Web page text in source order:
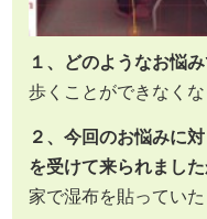
１、どのようなお悩
歩くことができなくな
２、今回のお悩みに
を受けて来られました
家で湿布を貼っていた